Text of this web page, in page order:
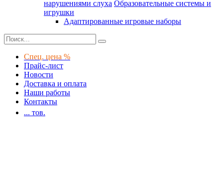
нарушениями слуха Образовательные системы и
игрушки
Адаптированные игровые наборы
Спец. цена %
Прайс-лист
Новости
Доставка и оплата
Наши работы
Контакты
... тов.